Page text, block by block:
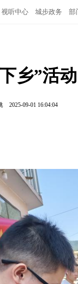
视听中心 城步政务 部
乡”活
2025-09-01 16:04:04